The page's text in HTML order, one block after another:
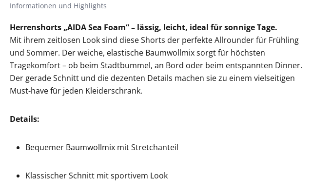
Informationen und Highlights
Herrenshorts „AIDA Sea Foam“ – lässig, leicht, ideal für sonnige Tage.
Mit ihrem zeitlosen Look sind diese Shorts der perfekte Allrounder für Frühling
und Sommer. Der weiche, elastische Baumwollmix sorgt für höchsten
Tragekomfort – ob beim Stadtbummel, an Bord oder beim entspannten Dinner.
Der gerade Schnitt und die dezenten Details machen sie zu einem vielseitigen
Must-have für jeden Kleiderschrank.
Details:
Bequemer Baumwollmix mit Stretchanteil
Klassischer Schnitt mit sportivem Look